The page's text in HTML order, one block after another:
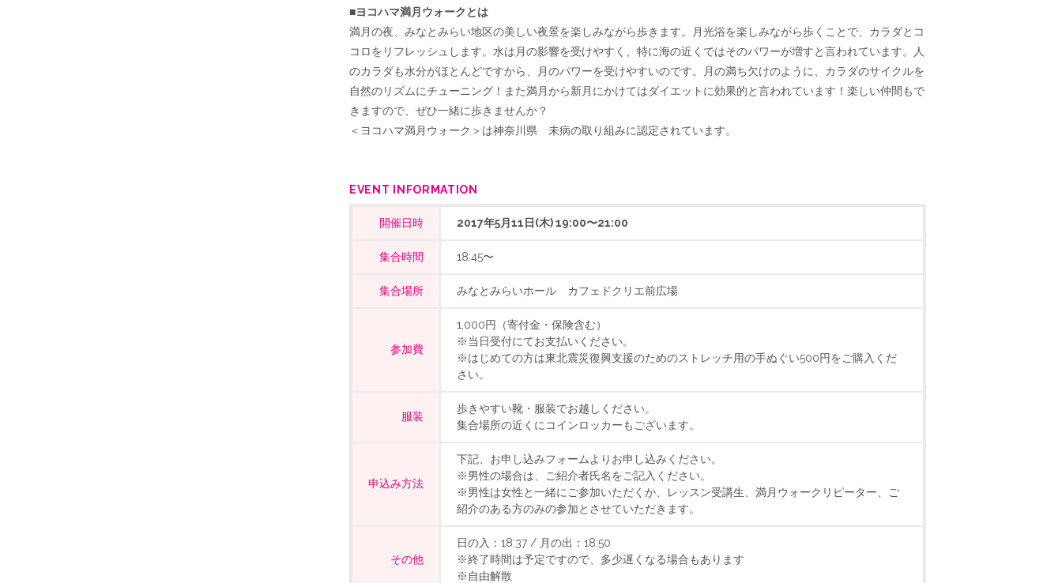
■ヨコハマ満月ウォークとは
満月の夜、みなとみらい地区の美しい夜景を楽しみながら歩きます。月光浴を楽しみながら歩くことで、カラダとコ
コロをリフレッシュします。水は月の影響を受けやすく、特に海の近くではそのパワーが増すと言われています。人
のカラダも水分がほとんどですから、月のパワーを受けやすいのです。月の満ち欠けのように、カラダのサイクルを
自然のリズムにチューニング！また満月から新月にかけてはダイエットに効果的と言われています！楽しい仲間もで
きますので、ぜひ一緒に歩きませんか？
＜ヨコハマ満月ウォーク＞は神奈川県 未病の取り組みに認定されています。
EVENT INFORMATION
開催日時 2017年5月11日(木) 19:00〜21:00
集合時間 18:45〜
集合場所 みなとみらいホール カフェドクリエ前広場
参加費
1,000円（寄付金・保険含む）
※当日受付にてお支払いください。
※はじめての方は東北震災復興支援のためのストレッチ用の手ぬぐい500円をご購入くだ
さい。
服装
歩きやすい靴・服装でお越しください。
集合場所の近くにコインロッカーもございます。
申込み方法
下記、お申し込みフォームよりお申し込みください。
※男性の場合は、ご紹介者氏名をご記入ください。
※男性は女性と一緒にご参加いただくか、レッスン受講生、満月ウォークリピーター、ご
紹介のある方のみの参加とさせていただきます。
その他
日の入：18:37 / 月の出：18:50
※終了時間は予定ですので、多少遅くなる場合もあります
※自由解散